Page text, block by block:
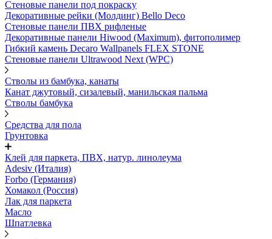
Стеновые панели под покраску
Декоративные рейки (Молдинг) Bello Deco
Стеновые панели ПВХ рифленыe
Декоративные панели Hiwood (Maximum), фитополимер
Гибкий камень Decaro Wallpanels FLEX STONE
Стеновые панели Ultrawood Next (WPC)
Стволы из бамбука, канаты
Канат джутовый, сизалевый, манильская пальма
Стволы бамбука
Средства для пола
Грунтовка
Клей для паркета, ПВХ, натур. линолеума
Adesiv (Италия)
Forbo (Германия)
Хомакол (Россия)
Лак для паркета
Масло
Шпатлевка